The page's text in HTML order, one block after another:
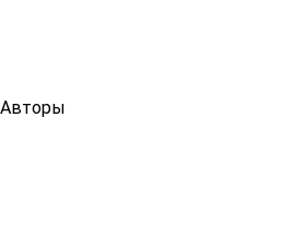
Авторы